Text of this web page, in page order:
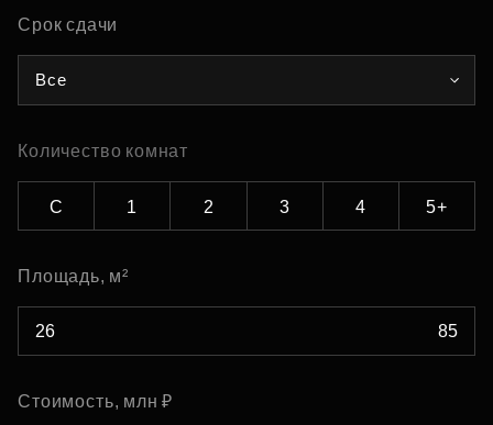
Срок сдачи
Все
Количество комнат
С 1 2 3 4 5+
Площадь, м²
Стоимость, млн ₽